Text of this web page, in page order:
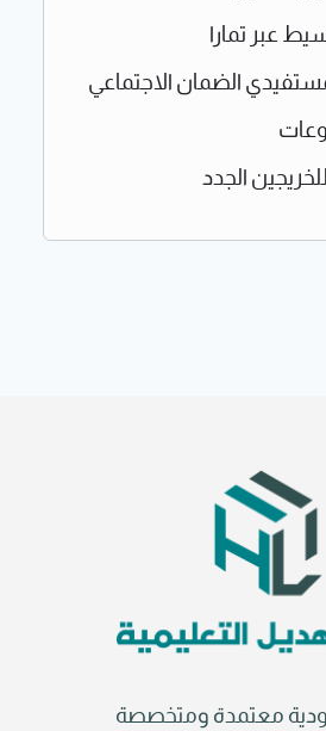
عبر تمارا
الجدد
معتمدة ومتخصصة